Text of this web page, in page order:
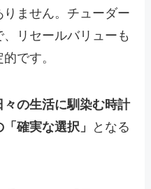
ません。チューダー
リセールバリューも
です。
々の生活に馴染む時計
確実な選択」
となる